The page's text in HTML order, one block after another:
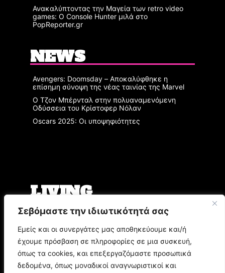
Σεβόμαστε την ιδιωτικότητά σας
Εμείς και οι συνεργάτες μας αποθηκεύουμε και/ή
έχουμε πρόσβαση σε πληροφορίες σε μια συσκευή,
όπως τα cookies, και επεξεργαζόμαστε προσωπικά
δεδομένα, όπως μοναδικοί αναγνωριστικοί και
Ανακαλύπτοντας την Μαγεία των retro video
games: Ο Console Hunter μιλά στο
PopReporter.gr
NEWS
Avengers: Doomsday – Αποκαλύφθηκε η
επίσημη σύνοψη της νέας ταινίας της Marvel
Ο Τζον Μπέρνταλ στην πολυαναμενόμενη
Οδύσσεια του Κρίστοφερ Νόλαν
Oscars 2025: Οι υποψηφιότητες
LIVING
Ο Άρης Μπινιάρης σκηνοθετεί τη «Δίκη» του
Παπασπηλιόπουλο
Ο Δημήτρης Μυστακίδης επιστρέφει στον
Σταυρό του Νότου Plus
9.000 τίτλοι βιβλίων σε περιμένουν στο